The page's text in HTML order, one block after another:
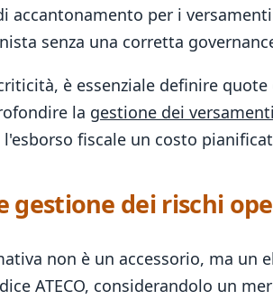
accantonamento per i
senza una corretta
è essenziale definire
la gestione dei
fiscale un costo
gestione dei rischi
non è un accessorio, ma
ATECO, considerandolo un